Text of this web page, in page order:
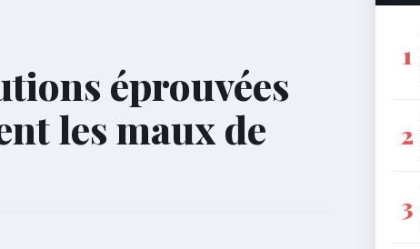
éprouvées
les maux de
1
2
3